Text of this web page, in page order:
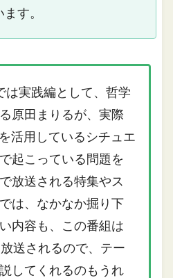
す。
は実践編として、哲学
原田まりるが、実際
活用しているシチュエ
起こっている問題を
放送される特集やス
は、なかなか掘り下
内容も、この番組は
送されるので、テー
してくれるのもうれ